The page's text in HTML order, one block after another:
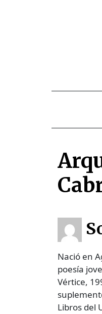
Nació en
poesía
Vértice,
Libros del